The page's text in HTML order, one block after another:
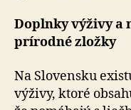
Doplnky výživy a
prírodné zložky
Na Slovensku
výživy, ktoré